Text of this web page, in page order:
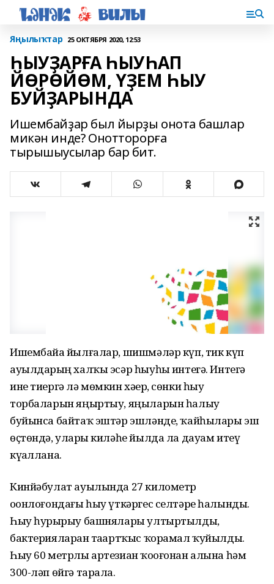
Яңылыҡтар 25 ОКТЯБРЯ 2020, 12:53
ҺЫУҘАРҒА ҺЫУҺАП
ЙӨРӨЙӨМ, ҮҘЕМ ҺЫУ
БУЙҘАРЫНДА
Ишембайҙар был йырҙы онота башлар
микән инде? Онотторорға
тырышыусылар бар бит.
Ишембайҙа йылғалар, шишмәләр күп, тик күп
ауылдарҙың халҡы эсәр һыуһыҙ интегә. Интегә
ине тиергә лә мөмкин хәҙер, сөнки һыу
торбаларын яңыртыу, яңыларын һалыу
буйынса байтаҡ эштәр эшләнде, ҡайһылары эш
өҫтөндә, уларҙы киләһе йылда ла дауам итеү
күҙаллана.
Кинйәбулат ауылында 27 километр
оҙонлоғондағы һыу үткәргес селтәре һалынды.
Һыу һурҙырыу башнялары ултыртылды,
бактерияларҙан таҙартҡыс ҡорамал ҡуйылды.
Һыу 60 метрлы артезиан ҡоҙоғонан алына һәм
300-ләп өйгә тарала.